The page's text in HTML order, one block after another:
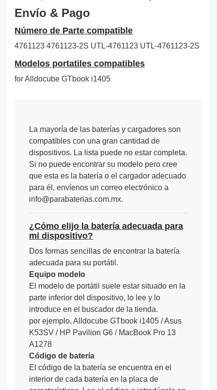
Envío & Pago
Número de Parte compatible
4761123 4761123-2S UTL-4761123 UTL-4761123-2S
Modelos portatiles compatibles
for Alldocube GTbook i1405
La mayoría de las baterías y cargadores son
compatibles con una gran cantidad de
dispositivos. La lista puede no estar completa.
Si no puede encontrar su modelo pero cree
que esta es la batería o el cargador adecuado
para él, envíenos un correo electrónico a
info@parabaterias.com.mx.
¿Cómo elijo la batería adecuada para
mi dispositivo?
Dos formas sencillas de encontrar la batería
adecuada para su portátil.
Equipo modelo
El modelo de portátil suele estar situado en la
parte inferior del dispositivo, lo lee y lo
introduce en el buscador de la tienda.
por ejemplo, Alldocube GTbook i1405 / Asus
K53SV / HP Pavilion G6 / MacBook Pro 13
A1278
Código de batería
El código de la batería se encuentra en el
interior de cada batería en la placa de